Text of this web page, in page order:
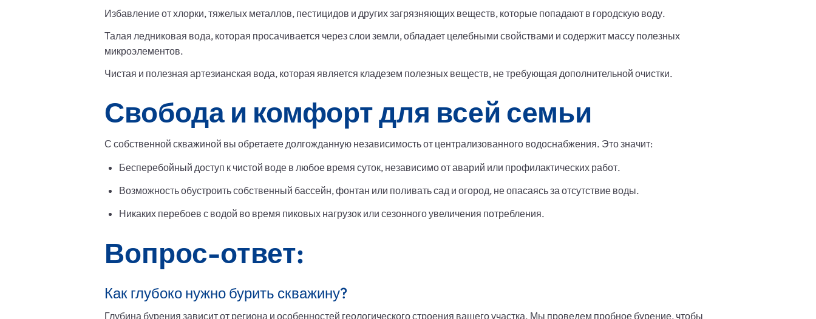
Избавление от хлорки, тяжелых металлов, пестицидов и других загрязняющих веществ, которые попадают в городскую воду.
Талая ледниковая вода, которая просачивается через слои земли, обладает целебными свойствами и содержит массу полезных
микроэлементов.
Чистая и полезная артезианская вода, которая является кладезем полезных веществ, не требующая дополнительной очистки.
Свобода и комфорт для всей семьи
С собственной скважиной вы обретаете долгожданную независимость от централизованного водоснабжения. Это значит:
Бесперебойный доступ к чистой воде в любое время суток, независимо от аварий или профилактических работ.
Возможность обустроить собственный бассейн, фонтан или поливать сад и огород, не опасаясь за отсутствие воды.
Никаких перебоев с водой во время пиковых нагрузок или сезонного увеличения потребления.
Вопрос-ответ:
Как глубоко нужно бурить скважину?
Глубина бурения зависит от региона и особенностей геологического строения вашего участка. Мы проведем пробное бурение, чтобы